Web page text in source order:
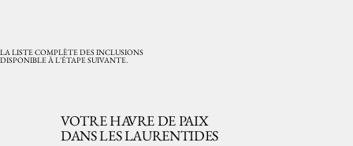
LA LISTE COMPLÈTE DES INCLUSIONS
DISPONIBLE À L'ÉTAPE SUIVANTE.
VOTRE HAVRE DE PAIX
DANS LES LAURENTIDES